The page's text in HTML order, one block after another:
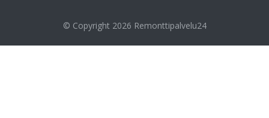
© Copyright 2026 Remonttipalvelu24